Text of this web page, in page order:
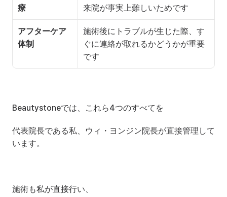
療
来院が事実上難しいためです
アフターケア
体制
施術後にトラブルが生じた際、す
ぐに連絡が取れるかどうかが重要
です
Beautystoneでは、これら4つのすべてを
代表院長である私、ウィ・ヨンジン院長が直接管理して
います。
施術も私が直接行い、